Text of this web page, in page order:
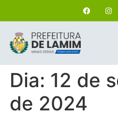
Dia: 12 de
de 2024